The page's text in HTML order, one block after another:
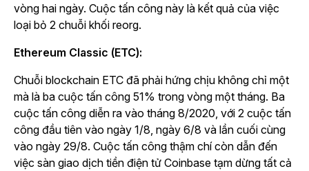
vòng hai ngày. Cuộc tấn công này là kết quả của việc
loại bỏ 2 chuỗi khối reorg.
Ethereum Classic (ETC):
Chuỗi blockchain ETC đã phải hứng chịu không chỉ một
mà là ba cuộc tấn công 51% trong vòng một tháng. Ba
cuộc tấn công diễn ra vào tháng 8/2020, với 2 cuộc tấn
công đầu tiên vào ngày 1/8, ngày 6/8 và lần cuối cùng
vào ngày 29/8. Cuộc tấn công thậm chí còn dẫn đến
việc sàn giao dịch tiền điện tử Coinbase tạm dừng tất cả